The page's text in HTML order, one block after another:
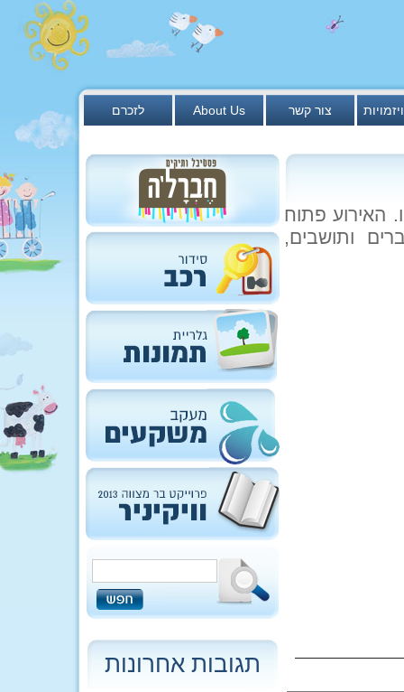
לזכרם About Us צור קשר
האירוע פתוח
ותושבים,
תגובות אחרונות